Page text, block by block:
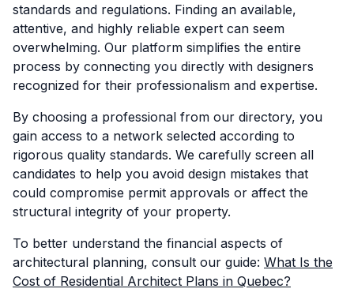
standards and regulations. Finding an available,
attentive, and highly reliable expert can seem
overwhelming. Our platform simplifies the entire
process by connecting you directly with designers
recognized for their professionalism and expertise.
By choosing a professional from our directory, you
gain access to a network selected according to
rigorous quality standards. We carefully screen all
candidates to help you avoid design mistakes that
could compromise permit approvals or affect the
structural integrity of your property.
To better understand the financial aspects of
architectural planning, consult our guide: What Is the
Cost of Residential Architect Plans in Quebec?